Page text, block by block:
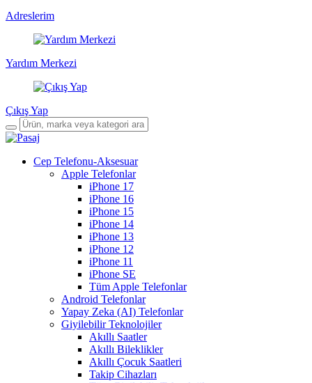
Adreslerim
Yardım Merkezi
Çıkış Yap
Cep Telefonu-Aksesuar
Apple Telefonlar
iPhone 17
iPhone 16
iPhone 15
iPhone 14
iPhone 13
iPhone 12
iPhone 11
iPhone SE
Tüm Apple Telefonlar
Android Telefonlar
Yapay Zeka (AI) Telefonlar
Giyilebilir Teknolojiler
Akıllı Saatler
Akıllı Bileklikler
Akıllı Çocuk Saatleri
Takip Cihazları